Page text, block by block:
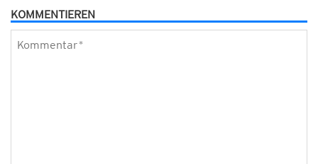
KOMMENTIEREN